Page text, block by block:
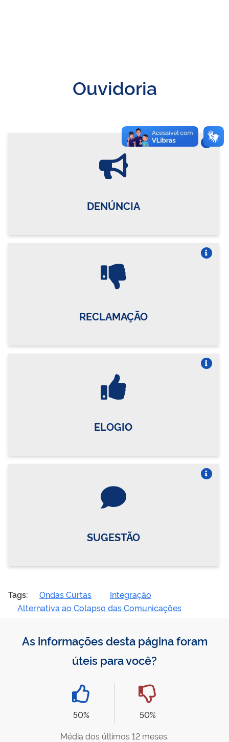
Ouvidoria
DENÚNCIA
RECLAMAÇÃO
ELOGIO
SUGESTÃO
Tags: Ondas Curtas
Integração
Alternativa ao Colapso das Comunicações
As informações desta página foram
úteis para você?
50%
50%
Média dos últimos 12 meses.